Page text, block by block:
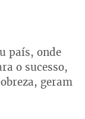
país, onde
o sucesso,
geram